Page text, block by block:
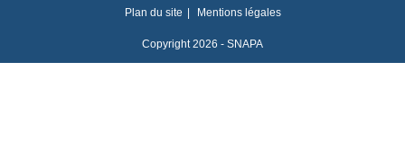
Plan du site Mentions légales
Copyright 2026 - SNAPA